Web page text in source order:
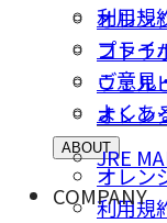
オレン
コトラ
ウェル
オレン
JRE
利用規
プライ
ご意⾒
よくあ
ABOUT
オレン
利用規
COMPANY